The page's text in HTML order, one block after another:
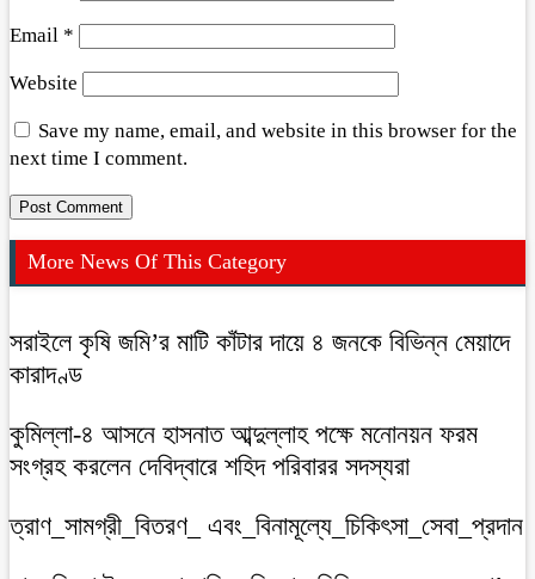
Email *
Website
Save my name, email, and website in this browser for the
next time I comment.
More News Of This Category
সরাইলে কৃষি জমি’র মাটি কাঁটার দায়ে ৪ জনকে বিভিন্ন মেয়াদে
কারাদণ্ড
কুমিল্লা-৪ আসনে হাসনাত আব্দুল্লাহ পক্ষে মনোনয়ন ফরম
সংগ্রহ করলেন দেবিদ্বারে শহিদ পরিবারর সদস্যরা
ত্রাণ_সামগ্রী_বিতরণ_ এবং_বিনামূল্যে_চিকিৎসা_সেবা_প্রদান